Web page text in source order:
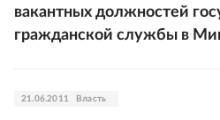
вакантных должностей
гражданской службы в
21.06.2011 Власть